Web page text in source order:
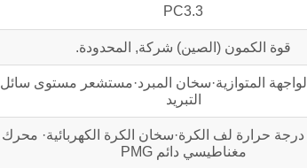
PC3.3
قوة الكمون (الصين) شركة, المحدودة.
المتوازية·سخان المبرد·مستشعر مستوى سائل
التبريد
حرارة لف الكرة·سخان الكرة الكهربائية· محرك
مغناطيسي دائم PMG